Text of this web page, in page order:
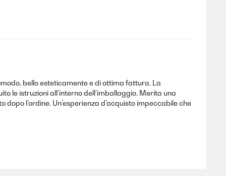
bello esteticamente e di ottima fattura. La
le istruzioni all’interno dell’imballaggio. Merita una
l’ordine. Un’esperienza d’acquisto impeccabile che